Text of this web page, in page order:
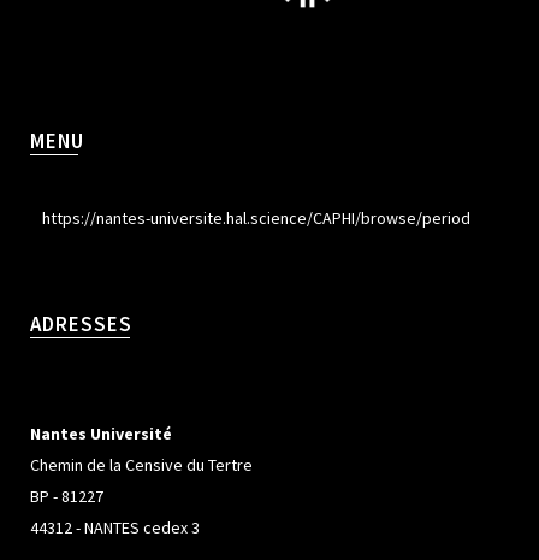
MENU
https://nantes-universite.hal.science/CAPHI/browse/period
ADRESSES
Nantes Université
Chemin de la Censive du Tertre
BP - 81227
44312 - NANTES cedex 3